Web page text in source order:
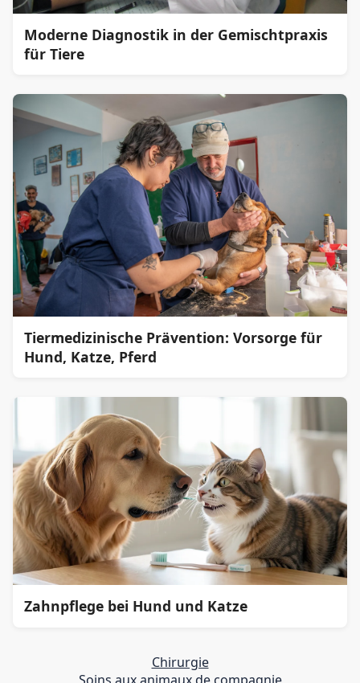
Moderne Diagnostik in der Gemischtpraxis
für Tiere
Tiermedizinische Prävention: Vorsorge für
Hund, Katze, Pferd
Zahnpflege bei Hund und Katze
Chirurgie
Soins aux animaux de compagnie